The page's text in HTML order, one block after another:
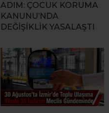
ADIM: ÇOCUK KORUMA
KANUNU’NDA
DEĞİŞİKLİK YASALAŞTI